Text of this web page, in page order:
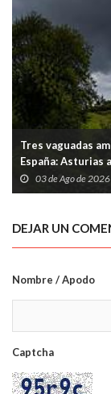
Tres vaguadas
España: Asturias
puntual en la
03 de Ago de 2026
DEJAR UN
Nombre / Apodo
Captcha